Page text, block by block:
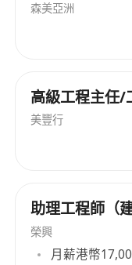
森美亞洲
高級工程主任/
美豐行
助理工程師（
榮興
月薪港幣